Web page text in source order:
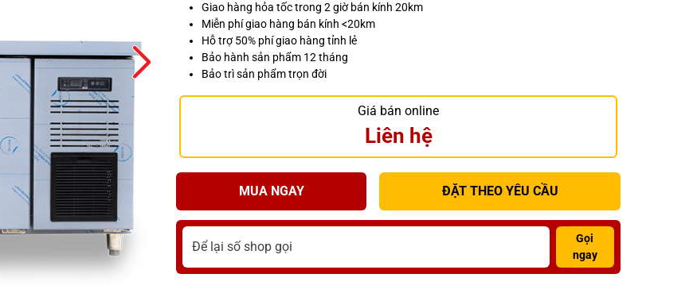
Giao hàng hỏa tốc trong 2 giờ bán kính 20km
Miễn phí giao hàng bán kính <20km
Hỗ trợ 50% phí giao hàng tỉnh lẻ
Bảo hành sản phẩm 12 tháng
Bảo trì sản phẩm trọn đời
Giá bán online
Liên hệ
MUA NGAY ĐẶT THEO YÊU CẦU
Gọi
ngay